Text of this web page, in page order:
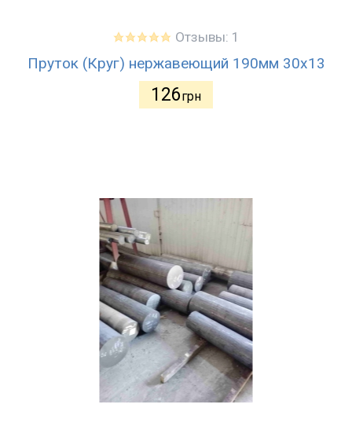
Отзывы: 1
Пруток (Круг) нержавеющий 190мм 30х13
126грн